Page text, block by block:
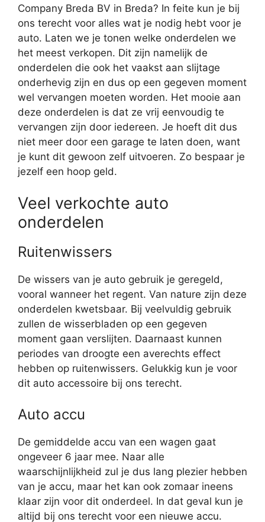
Company Breda BV in Breda? In feite kun je bij
ons terecht voor alles wat je nodig hebt voor je
auto. Laten we je tonen welke onderdelen we
het meest verkopen. Dit zijn namelijk de
onderdelen die ook het vaakst aan slijtage
onderhevig zijn en dus op een gegeven moment
wel vervangen moeten worden. Het mooie aan
deze onderdelen is dat ze vrij eenvoudig te
vervangen zijn door iedereen. Je hoeft dit dus
niet meer door een garage te laten doen, want
je kunt dit gewoon zelf uitvoeren. Zo bespaar je
jezelf een hoop geld.
Veel verkochte auto
onderdelen
Ruitenwissers
De wissers van je auto gebruik je geregeld,
vooral wanneer het regent. Van nature zijn deze
onderdelen kwetsbaar. Bij veelvuldig gebruik
zullen de wisserbladen op een gegeven
moment gaan verslijten. Daarnaast kunnen
periodes van droogte een averechts effect
hebben op ruitenwissers. Gelukkig kun je voor
dit auto accessoire bij ons terecht.
Auto accu
De gemiddelde accu van een wagen gaat
ongeveer 6 jaar mee. Naar alle
waarschijnlijkheid zul je dus lang plezier hebben
van je accu, maar het kan ook zomaar ineens
klaar zijn voor dit onderdeel. In dat geval kun je
altijd bij ons terecht voor een nieuwe accu.